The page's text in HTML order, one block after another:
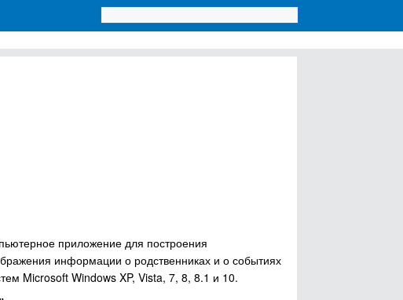
приложение для построения
информации о родственниках и о событиях
Microsoft Windows XP, Vista, 7, 8, 8.1 и 10.